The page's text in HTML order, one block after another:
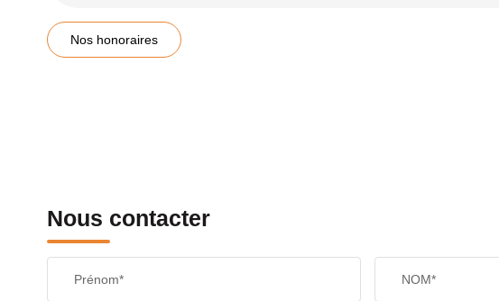
Nos honoraires
Nous contacter
Prénom* NOM*